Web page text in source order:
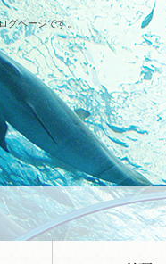
グページです。